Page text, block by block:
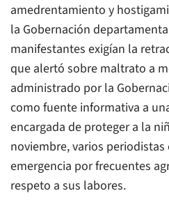
amedrentamiento y
la Gobernación
manifestantes exigían la
que alertó sobre maltrato a
administrado por la
como fuente informativa a
encargada de proteger a la
noviembre, varios
emergencia por frecuentes
respeto a sus labores.